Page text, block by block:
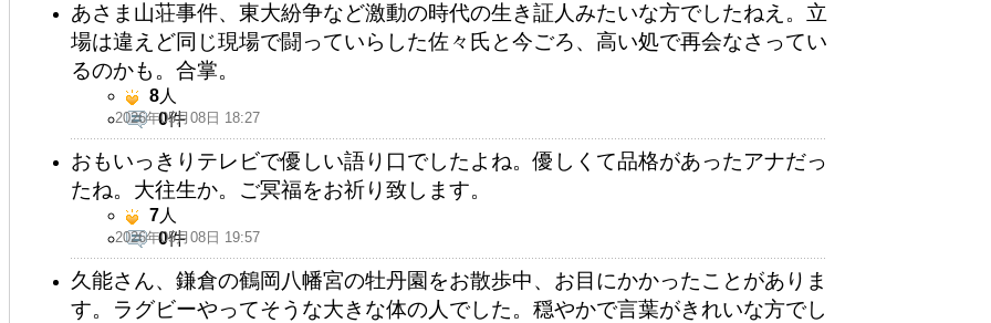
あさま山荘事件、東大紛争など激動の時代の生き証人みたいな方でしたねえ。立
場は違えど同じ現場で闘っていらした佐々氏と今ごろ、高い処で再会なさってい
るのかも。合掌。
2026年05月08日 18:27
8人
0件
おもいっきりテレビで優しい語り口でしたよね。優しくて品格があったアナだっ
たね。大往生か。ご冥福をお祈り致します。
2026年05月08日 19:57
7人
0件
久能さん、鎌倉の鶴岡八幡宮の牡丹園をお散歩中、お目にかかったことがありま
す。ラグビーやってそうな大きな体の人でした。穏やかで言葉がきれいな方でし